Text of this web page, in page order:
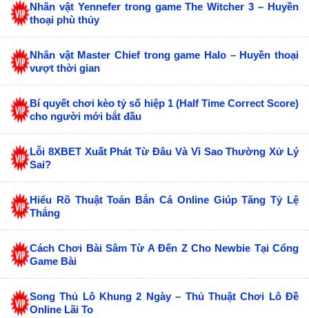
Nhân vật Yennefer trong game The Witcher 3 – Huyền
thoại phù thủy
Nhân vật Master Chief trong game Halo – Huyền thoại
vượt thời gian
Bí quyết chơi kèo tỷ số hiệp 1 (Half Time Correct Score)
cho người mới bắt đầu
Lỗi 8XBET Xuất Phát Từ Đâu Và Vì Sao Thường Xử Lý
Sai?
Hiểu Rõ Thuật Toán Bắn Cá Online Giúp Tăng Tỷ Lệ
Thắng
Cách Chơi Bài Sâm Từ A Đến Z Cho Newbie Tại Cổng
Game Bài
Song Thủ Lô Khung 2 Ngày – Thủ Thuật Chơi Lô Đề
Online Lãi To